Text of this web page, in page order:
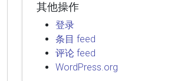
其他操作
登录
条目 feed
评论 feed
WordPress.org